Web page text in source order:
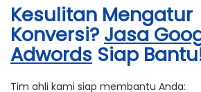
Kesulitan Mengatur
Konversi? Jasa
Adwords Siap
Tim ahli kami siap membantu Anda: